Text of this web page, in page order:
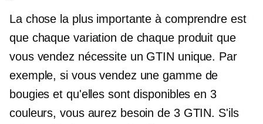
La chose la plus importante à comprendre est
que chaque variation de chaque produit que
vous vendez nécessite un GTIN unique. Par
exemple, si vous vendez une gamme de
bougies et qu'elles sont disponibles en 3
couleurs, vous aurez besoin de 3 GTIN. S'ils